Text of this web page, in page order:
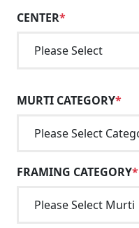
CENTER*
MURTI CATEGORY*
FRAMING CATEGORY*